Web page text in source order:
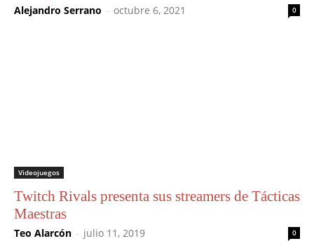
Alejandro Serrano - octubre 6, 2021 0
Videojuegos
Twitch Rivals presenta sus streamers de Tácticas
Maestras
Teo Alarcón - julio 11, 2019 0